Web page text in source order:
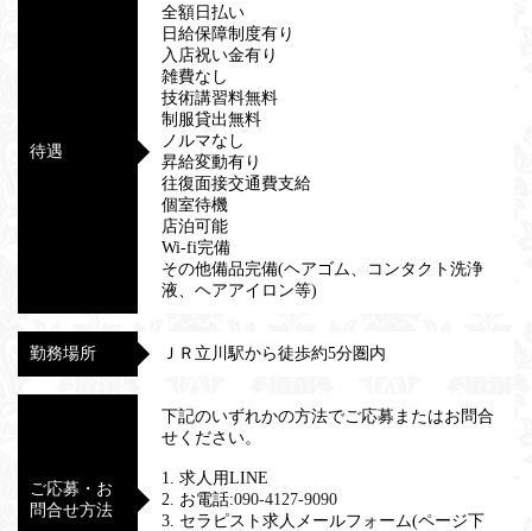
待遇
全額日払い
日給保障制度有り
入店祝い金有り
雑費なし
技術講習料無料
制服貸出無料
ノルマなし
昇給変動有り
往復面接交通費支給
個室待機
店泊可能
Wi-fi完備
その他備品完備(ヘアゴム、コンタクト洗浄
液、ヘアアイロン等)
勤務場所 ＪＲ立川駅から徒歩約5分圏内
ご応募・お
問合せ方法
下記のいずれかの方法でご応募またはお問合
せください。
1. 求人用LINE
2. お電話:090-4127-9090‬
3. セラピスト求人メールフォーム(ページ下